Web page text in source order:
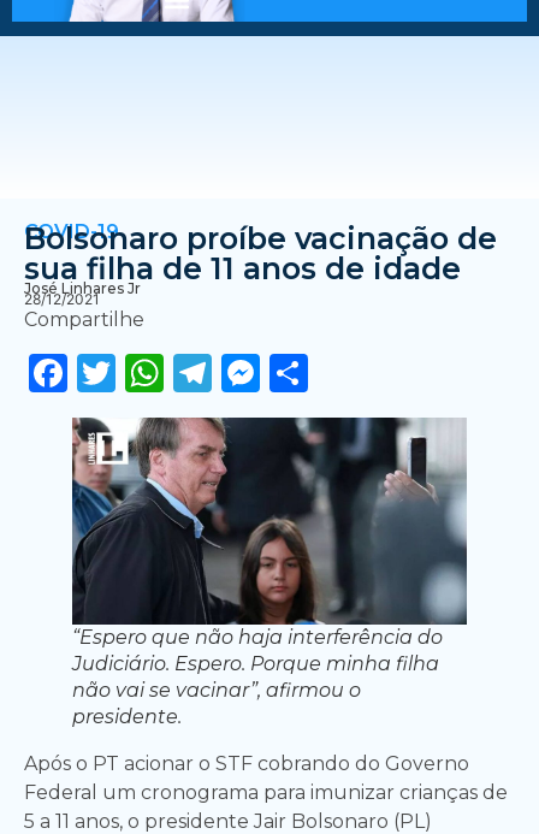
COVID-19
Bolsonaro proíbe vacinação de
sua filha de 11 anos de idade
José Linhares Jr
28/12/2021
Compartilhe
Facebook
Twitter
WhatsApp
Telegram
Messenger
“Espero que não haja interferência do
Judiciário. Espero. Porque minha filha
não vai se vacinar”, afirmou o
presidente.
Após o PT acionar o STF cobrando do Governo
Federal um cronograma para imunizar crianças de
5 a 11 anos, o presidente Jair Bolsonaro (PL)